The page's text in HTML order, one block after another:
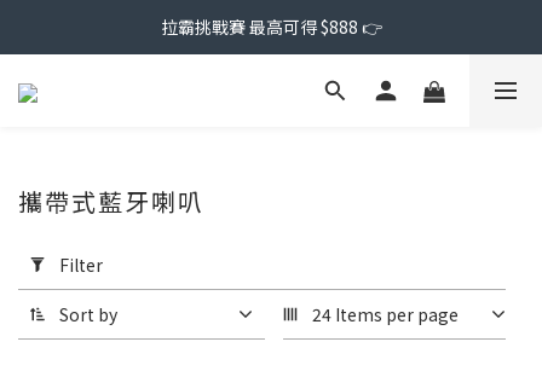
拉霸挑戰賽 最高可得 $888 👉
Filter
(0/20)
攜帶式藍牙喇叭
Filter
Sort by 24 Items per page